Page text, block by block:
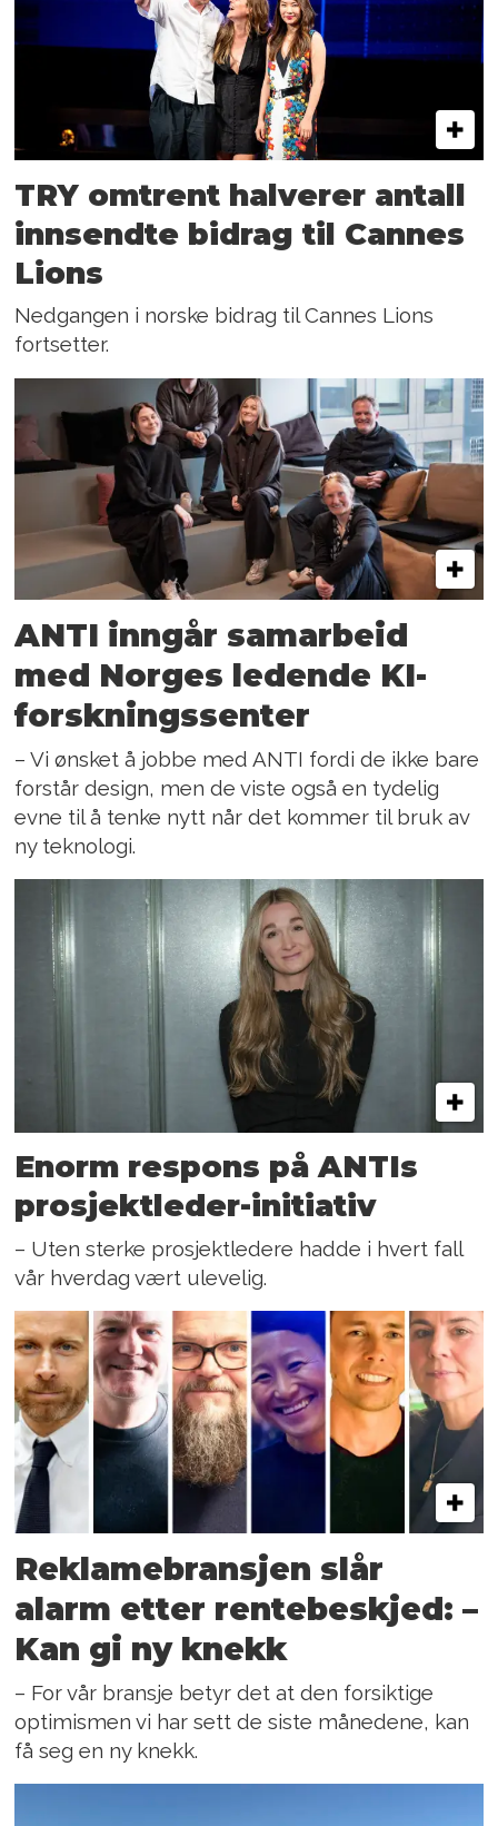
TRY omtrent halverer antall
innsendte bidrag til Cannes
Lions
Nedgangen i norske bidrag til Cannes Lions
fortsetter.
ANTI inngår samarbeid
med Norges ledende KI-
forskningssenter
– Vi ønsket å jobbe med ANTI fordi de ikke bare
forstår design, men de viste også en tydelig
evne til å tenke nytt når det kommer til bruk av
ny teknologi.
Enorm respons på ANTIs
prosjektleder-initiativ
– Uten sterke prosjektledere hadde i hvert fall
vår hverdag vært ulevelig.
Reklamebransjen slår
alarm etter rentebeskjed: –
Kan gi ny knekk
– For vår bransje betyr det at den forsiktige
optimismen vi har sett de siste månedene, kan
få seg en ny knekk.